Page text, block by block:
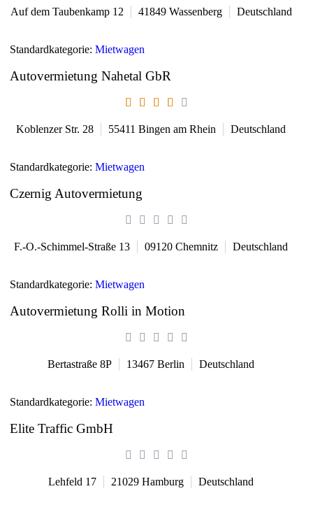
Auf dem Taubenkamp 12 41849 Wassenberg Deutschland
Standardkategorie: Mietwagen
Autovermietung Nahetal GbR
Koblenzer Str. 28 55411 Bingen am Rhein Deutschland
Standardkategorie: Mietwagen
Czernig Autovermietung
F.-O.-Schimmel-Straße 13 09120 Chemnitz Deutschland
Standardkategorie: Mietwagen
Autovermietung Rolli in Motion
Bertastraße 8P 13467 Berlin Deutschland
Standardkategorie: Mietwagen
Elite Traffic GmbH
Lehfeld 17 21029 Hamburg Deutschland